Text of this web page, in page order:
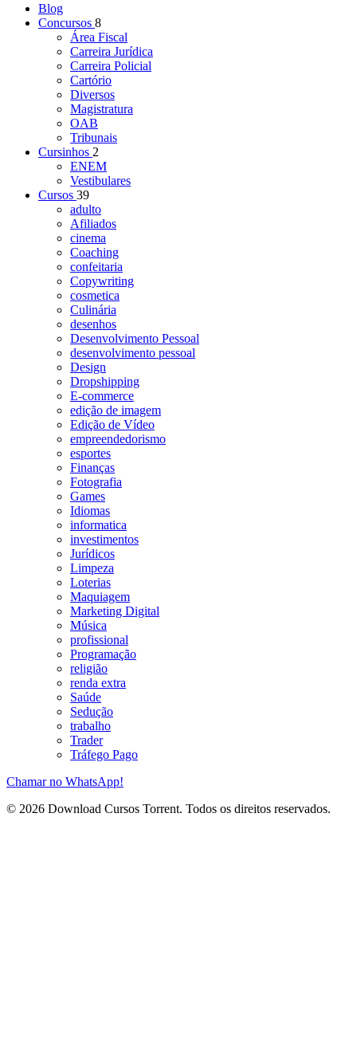
Blog
Concursos 8
Área Fiscal
Carreira Jurídica
Carreira Policial
Cartório
Diversos
Magistratura
OAB
Tribunais
Cursinhos 2
ENEM
Vestibulares
Cursos 39
adulto
Afiliados
cinema
Coaching
confeitaria
Copywriting
cosmetica
Culinária
desenhos
Desenvolvimento Pessoal
desenvolvimento pessoal
Design
Dropshipping
E-commerce
edição de imagem
Edição de Vídeo
empreendedorismo
esportes
Finanças
Fotografia
Games
Idiomas
informatica
investimentos
Jurídicos
Limpeza
Loterias
Maquiagem
Marketing Digital
Música
profissional
Programação
religião
renda extra
Saúde
Sedução
trabalho
Trader
Tráfego Pago
Chamar no WhatsApp!
© 2026 Download Cursos Torrent. Todos os direitos reservados.